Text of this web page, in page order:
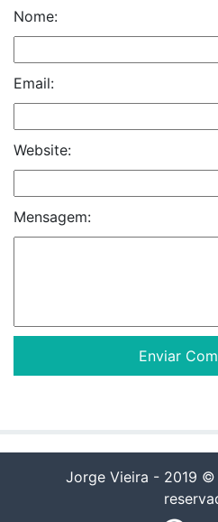
Nome:
Email:
Website:
Mensagem:
Jorge Vieira - 2019